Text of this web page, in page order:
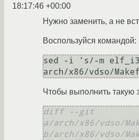
18:17:46 +00:00
Нужно заменить, а не
Воспользуйся командой:
sed -i 's/-m
arch/x86/vdso/
Чтобы выполнить такую
diff --git
a/arch/x86/vdso/
b/arch/x86/vdso/